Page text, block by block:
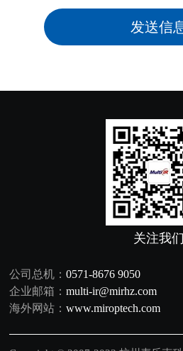
发送信
关注我们
公司总机：0571-8676 9050
企业邮箱：multi-ir@mirhz.com
海外网站：www.miroptech.com